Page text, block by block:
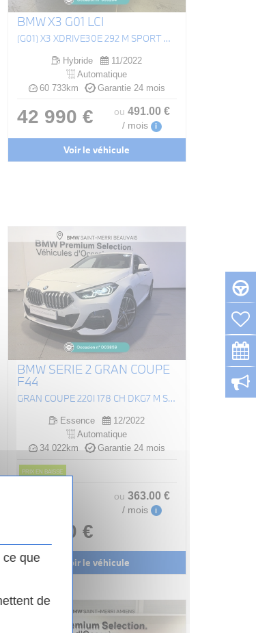
BMW X3 G01 LCI
(G01) X3 XDRIVE30E 292 M SPORT BVA8
Hybride
11/2022
Automatique
60 733km
Garantie 24 mois
42 990 € ou 491.00 €
/ mois i
Voir le véhicule
BMW SERIE 2 GRAN COUPE
F44
GRAN COUPE 220I 178 CH DKG7 M SPORT
Essence
12/2022
Automatique
34 022km
Garantie 24 mois
PRIX EN BAISSE
29 990 €
ou 363.00 €
/ mois i
Voir le véhicule
ce que
de